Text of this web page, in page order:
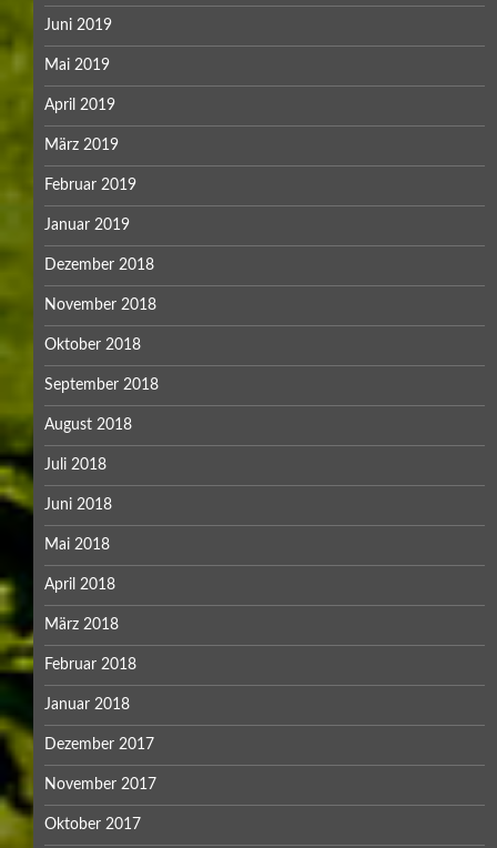
Juni 2019
Mai 2019
April 2019
März 2019
Februar 2019
Januar 2019
Dezember 2018
November 2018
Oktober 2018
September 2018
August 2018
Juli 2018
Juni 2018
Mai 2018
April 2018
März 2018
Februar 2018
Januar 2018
Dezember 2017
November 2017
Oktober 2017